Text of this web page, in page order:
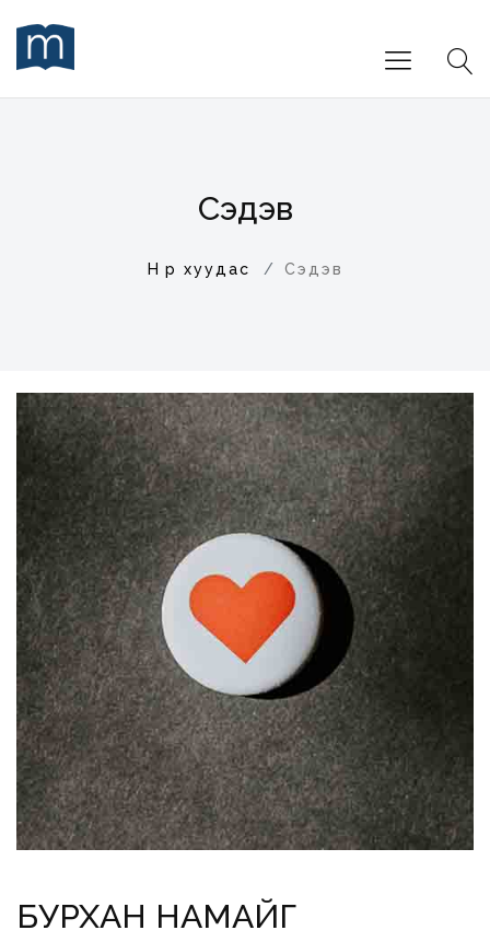
Сэдэв
Нүүр хуудас Сэдэв
БУРХАН НАМАЙГ